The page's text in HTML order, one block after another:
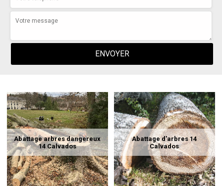
Abattage arbres dangereux
14 Calvados
Abattage d'arbres 14
Calvados